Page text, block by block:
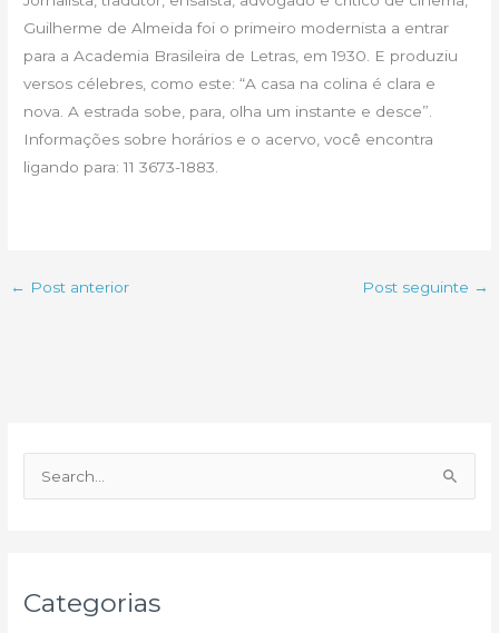
Guilherme de Almeida foi o primeiro modernista a entrar
para a Academia Brasileira de Letras, em 1930. E produziu
versos célebres, como este: “A casa na colina é clara e
nova. A estrada sobe, para, olha um instante e desce”.
Informações sobre horários e o acervo, você encontra
ligando para: 11 3673-1883.
← Post anterior Post seguinte →
e
Categorias